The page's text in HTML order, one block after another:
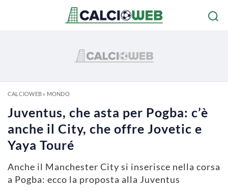
CALCIOWEB» MONDO
Juventus, che asta per Pogba: c’è
anche il City, che offre Jovetic e
Yaya Touré
Anche il Manchester City si inserisce nella corsa
a Pogba: ecco la proposta alla Juventus